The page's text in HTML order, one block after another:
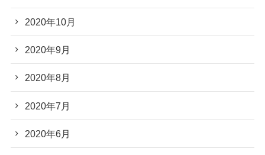
2020年10月
2020年9月
2020年8月
2020年7月
2020年6月